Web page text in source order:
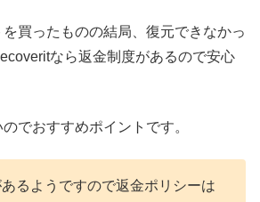
買ったものの結局、復元できなかっ
なら返金制度があるので安心
でおすすめポイントです。
るようですので返金ポリシーは